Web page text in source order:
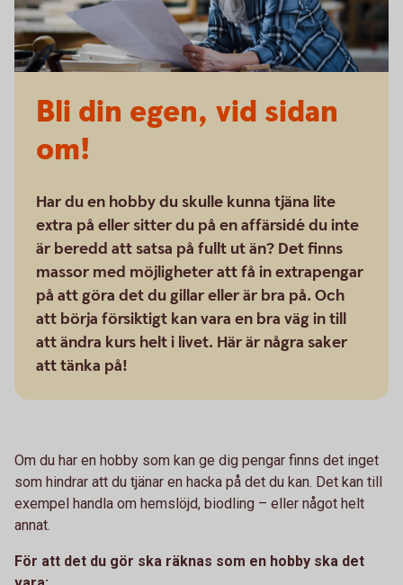
Bli din egen, vid sidan
om!
Har du en hobby du skulle kunna tjäna lite
extra på eller sitter du på en affärsidé du inte
är beredd att satsa på fullt ut än? Det finns
massor med möjligheter att få in extrapengar
på att göra det du gillar eller är bra på. Och
att börja försiktigt kan vara en bra väg in till
att ändra kurs helt i livet. Här är några saker
att tänka på!
Om du har en hobby som kan ge dig pengar finns det inget
som hindrar att du tjänar en hacka på det du kan. Det kan till
exempel handla om hemslöjd, biodling – eller något helt
annat.
För att det du gör ska räknas som en hobby ska det